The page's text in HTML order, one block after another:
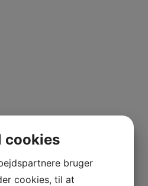
cookies
bruger
cookies, til at